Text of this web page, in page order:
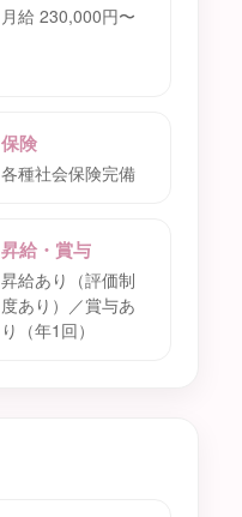
月給 230,000円〜
保険
各種社会保険完備
昇給・賞与
昇給あり（評価制
度あり）／賞与あ
り（年1回）